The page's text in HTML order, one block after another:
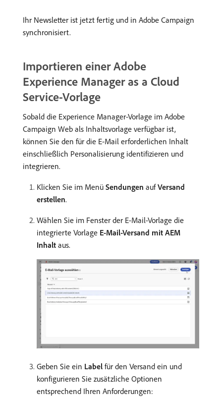
Ihr Newsletter ist jetzt fertig und in Adobe Campaign
synchronisiert.
Importieren einer Adobe
Experience Manager as a Cloud
Service-Vorlage
Sobald die Experience Manager-Vorlage im Adobe
Campaign Web als Inhaltsvorlage verfügbar ist,
können Sie den für die E-Mail erforderlichen Inhalt
einschließlich Personalisierung identifizieren und
integrieren.
Klicken Sie im Menü Sendungen aufVersand
erstellen.
Wählen Sie im Fenster der E-Mail-Vorlage die
integrierte Vorlage E-Mail-Versand mit AEM
Inhalt aus.
Geben Sie ein Label für den Versand ein und
konfigurieren Sie zusätzliche Optionen
entsprechend Ihren Anforderungen: